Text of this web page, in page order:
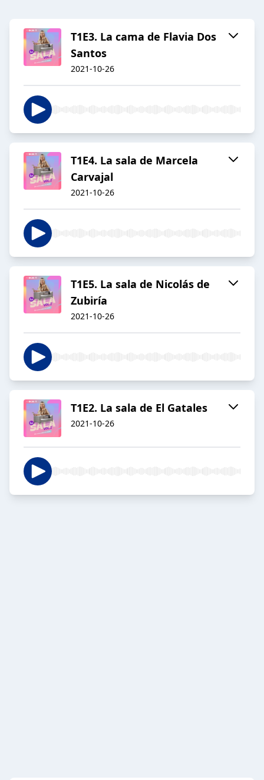
T1E3. La cama de Flavia Dos
Santos
2021-10-26
T1E4. La sala de Marcela
Carvajal
2021-10-26
T1E5. La sala de Nicolás de
Zubiría
2021-10-26
T1E2. La sala de El Gatales
2021-10-26